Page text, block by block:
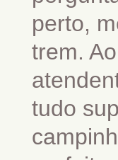
perto,
trem.
tudo